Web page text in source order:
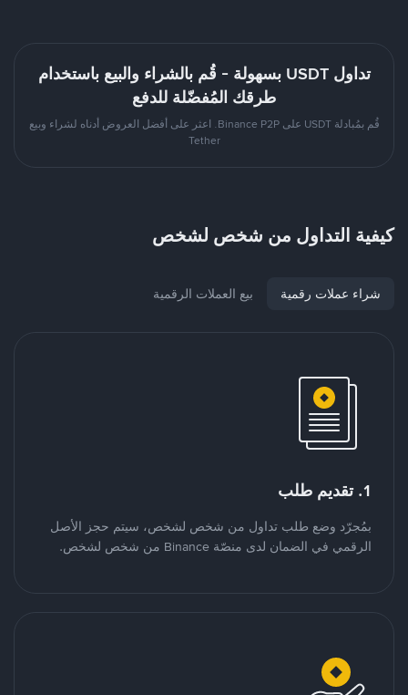
تداول USDT بسهولة - قُم بالشراء والبيع باستخدام
طرقك المُفضّلة للدفع
قُم بمُبادلة USDT على Binance P2P. اعثر على أفضل العروض أدناه لشراء وبيع
Tether
كيفية التداول من شخص لشخص
شراء عملات رقمية بيع العملات الرقمية
1. تقديم طلب
بمُجرّد وضع طلب تداول من شخص لشخص، سيتم حجز الأصل
الرقمي في الضمان لدى منصّة Binance من شخص لشخص.